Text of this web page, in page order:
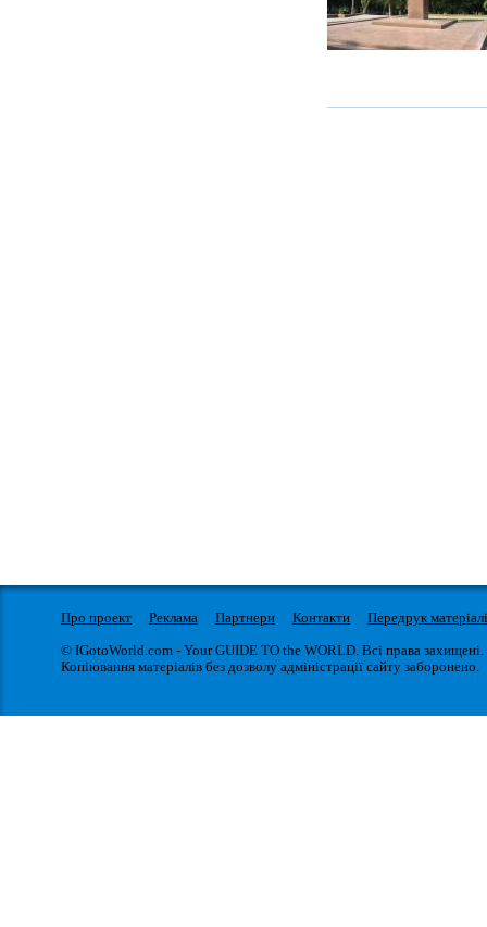
Про проект Реклама Партнери Контакти
Передрук
© IGotoWorld.com - Your GUIDE TO the WORLD. Всі права захищені.
Копіювання матеріалів без дозволу адміністрації сайту заборонено.